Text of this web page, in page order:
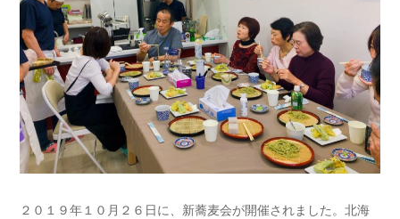
２０１９年１０月２６日に、新蕎麦会が開催されました。北海